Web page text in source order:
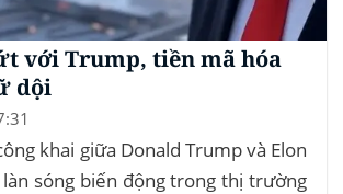
với Trump, tiền mã hóa
dội
khai giữa Donald Trump và Elon
làn sóng biến động trong thị trường